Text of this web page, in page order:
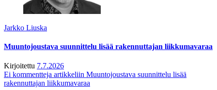
Jarkko Liuska
Muuntojoustava suunnittelu lisää rakennuttajan liikkumavaraa
Kirjoitettu 7.7.2026
Ei kommentteja artikkeliin Muuntojoustava suunnittelu lisää
rakennuttajan liikkumavaraa